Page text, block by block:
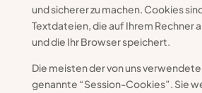
und sicherer zu machen. Cookies
Textdateien, die auf Ihrem Rechner
und die Ihr Browser speichert.
Die meisten der von uns
genannte “Session-Cookies”. Sie